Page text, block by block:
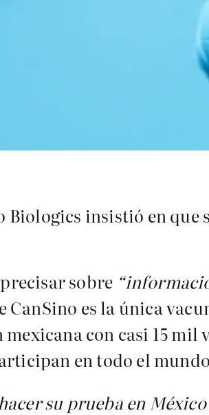
insistió en que
sobre
es la única
con casi 15
en todo el
su prueba en